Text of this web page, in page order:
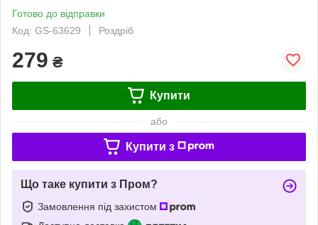
Готово до відправки
Код: GS-63629
Роздріб
279 ₴
Купити
або
Купити з
Що таке купити з Пром?
Замовлення під захистом